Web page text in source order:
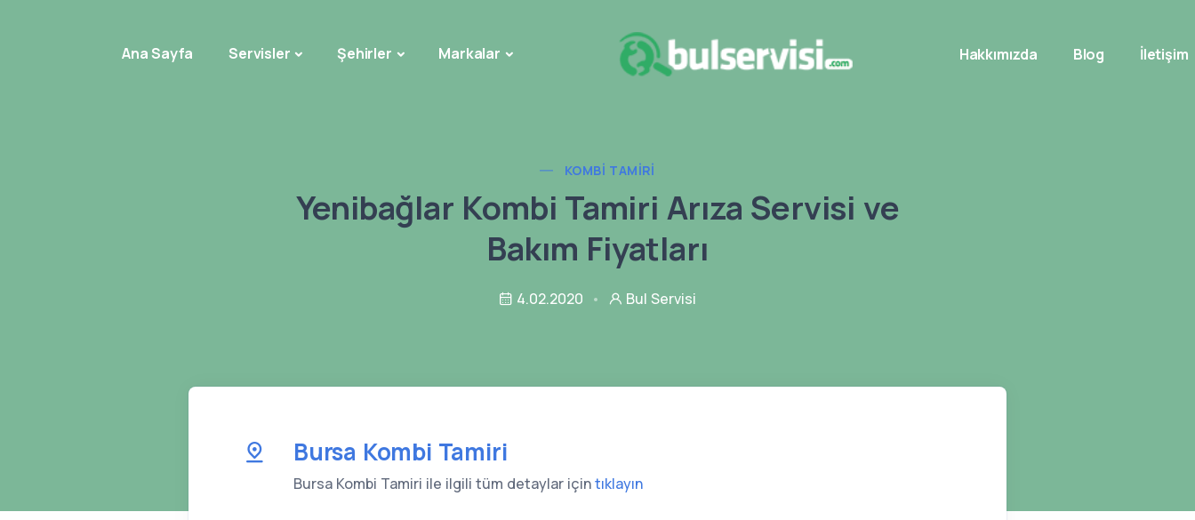
Ana Sayfa Servisler Şehirler Markalar Hakkımızda Blog İletişim
KOMBI TAMIRI
Yenibağlar Kombi Tamiri Arıza Servisi ve
Bakım Fiyatları
4.02.2020 Bul Servisi
Bursa Kombi Tamiri
Bursa Kombi Tamiri ile ilgili tüm detaylar içintıklayın